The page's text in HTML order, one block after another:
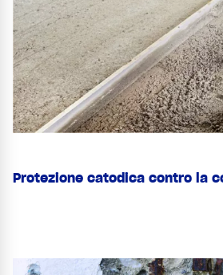
Protezione catodica contro la